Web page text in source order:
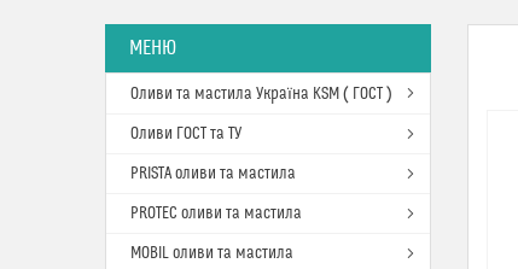
Оливи та мастила Україна KSM ( ГОСТ )
Оливи ГОСТ та ТУ
PRISTA оливи та мастила
PROTEC оливи та мастила
MOBIL оливи та мастила